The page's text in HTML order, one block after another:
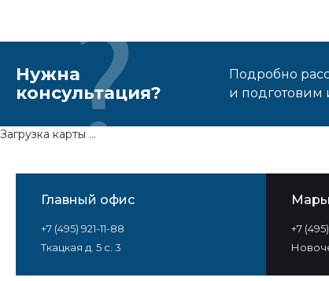
Нужна
консультация?
Подробно
и
Главный офис
+7 (495) 921-11-88
Ткацкая д. 5 с. 3
+7
Загрузка карты ...